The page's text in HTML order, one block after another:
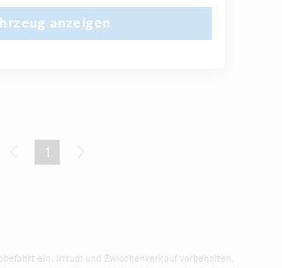
anzeigen
1
(current)
ein. Irrtum und Zwischenverkauf vorbehalten.